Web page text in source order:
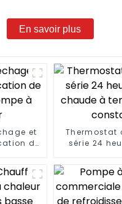
En savoir plus
et
de
Thermostat
série 24